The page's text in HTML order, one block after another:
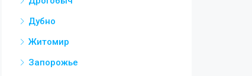
Дубно
Житомир
Запорожье